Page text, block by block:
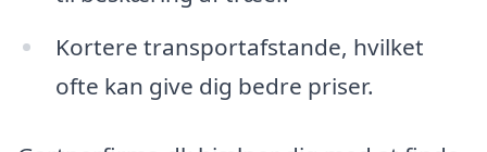
Kortere transportafstande, hvilket
ofte kan give dig bedre priser.